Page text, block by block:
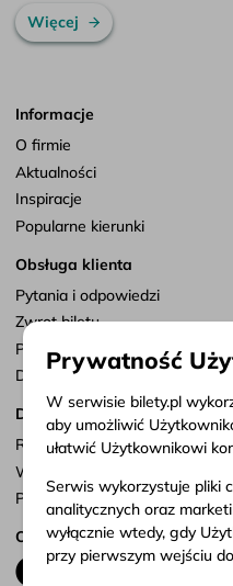
Więcej
Informacje
O firmie
Aktualności
Inspiracje
Popularne kierunki
Obsługa klienta
Pytania i odpowiedzi
Zwrot biletu
Punkty sprzedaży
Dostosuj zgody
Dokumenty
Regulamin serwisu
Warunki przewozu
Polityka prywatności
Obserwuj nas
Prywatność
W serwisie bilety.pl
aby umożliwić
ułatwić Użytkownikowi
Serwis wykorzystuje pliki
analitycznych oraz
wyłącznie wtedy, gdy
przy pierwszym wejściu